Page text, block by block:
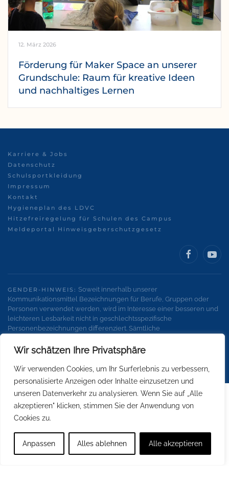
Wir schätzen Ihre Privatsphäre
Wir verwenden Cookies, um Ihr Surferlebnis zu verbessern,
personalisierte Anzeigen oder Inhalte einzusetzen und
unseren Datenverkehr zu analysieren. Wenn Sie auf „Alle
akzeptieren" klicken, stimmen Sie der Anwendung von
Cookies zu.
Anpassen Alles ablehnen Alle akzeptieren
12. März 2026
Förderung für Maker Space an unserer
Grundschule: Raum für kreative Ideen
und nachhaltiges Lernen
Karriere & Jobs
Datenschutz
Schulsportkleidung
Impressum
Kontakt
Hygieneplan des LDVC
Hitzefreiregelung für Schulen des Campus
Meldeportal Hinweisgeberschutzgesetz
GENDER-HINWEIS: Soweit innerhalb unserer
Kommunikationsmittel Bezeichnungen für Berufe, Gruppen oder
Personen verwendet werden, wird im Interesse einer besseren und
leichteren Lesbarkeit nicht in geschlechtsspezifische
Personenbezeichnungen differenziert. Sämtliche
Geschlechter.